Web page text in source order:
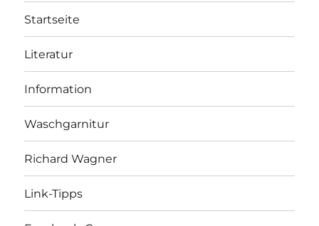
Startseite
Literatur
Information
Waschgarnitur
Richard Wagner
Link-Tipps